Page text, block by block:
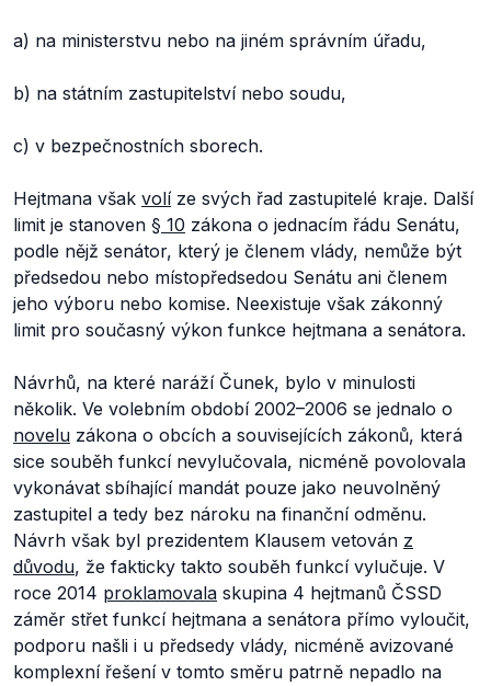
a) na ministerstvu nebo na jiném správním úřadu,
b) na státním zastupitelství nebo soudu,
c) v bezpečnostních sborech.
Hejtmana však volíze svých řad zastupitelé kraje. Další
limit je stanoven § 10 zákona o jednacím řádu Senátu,
podle nějž senátor, který je členem vlády, nemůže být
předsedou nebo místopředsedou Senátu ani členem
jeho výboru nebo komise. Neexistuje však zákonný
limit pro současný výkon funkce hejtmana a senátora.
Návrhů, na které naráží Čunek, bylo v minulosti
několik. Ve volebním období 2002–2006 se jednalo o
novelu zákona o obcích a souvisejících zákonů, která
sice souběh funkcí nevylučovala, nicméně povolovala
vykonávat sbíhající mandát pouze jako neuvolněný
zastupitel a tedy bez nároku na finanční odměnu.
Návrh však byl prezidentem Klausem vetován z
důvodu, že fakticky takto souběh funkcí vylučuje. V
roce 2014 proklamovala skupina 4 hejtmanů ČSSD
záměr střet funkcí hejtmana a senátora přímo vyloučit,
podporu našli i u předsedy vlády, nicméně avizované
komplexní řešenív tomto směru patrně nepadlo na